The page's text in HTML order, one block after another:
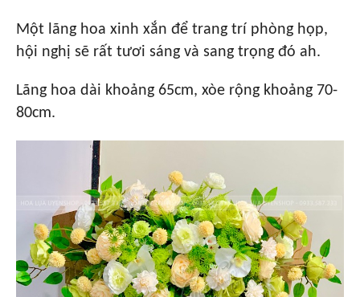
Một lãng hoa xinh xắn để trang trí phòng họp,
hội nghị sẽ rất tươi sáng và sang trọng đó ah.
Lãng hoa dài khoảng 65cm, xòe rộng khoảng 70-
80cm.